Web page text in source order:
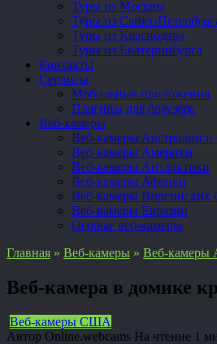
Туры из Москвы
Туры из Санкт-
Туры из Краснодара
Туры из Екатеринбурга
Контакты
Сервисы
Мобильные приложения
Плагины для браузера
Веб-камеры
Веб-камеры Австралии и
Веб-камеры Америки
Веб-камеры Антарктики
Веб-камеры Африки
Веб-камеры Виргинских
Веб-камеры Евразии
Особые веб-камеры
Главная » Веб-камеры » Веб-камеры
Веб-камера в домике
Веб-камеры США
Автор Online.webcams На чтение 1